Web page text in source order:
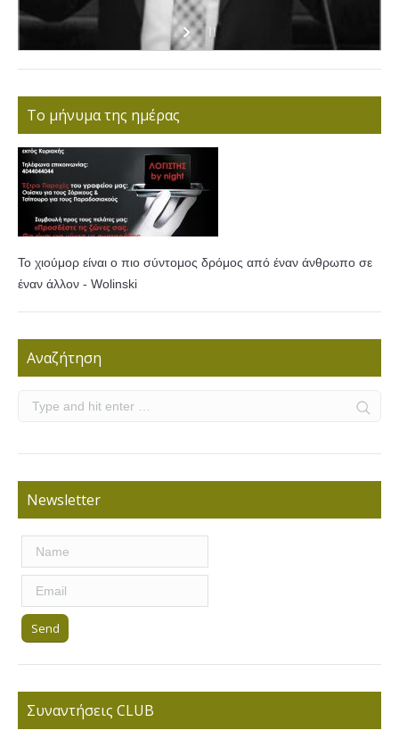
Το μήνυμα της ημέρας
Το χιούμορ είναι ο πιο σύντομος δρόμος από έναν άνθρωπο σε
έναν άλλον - Wolinski
Αναζήτηση
Newsletter
Συναντήσεις CLUB